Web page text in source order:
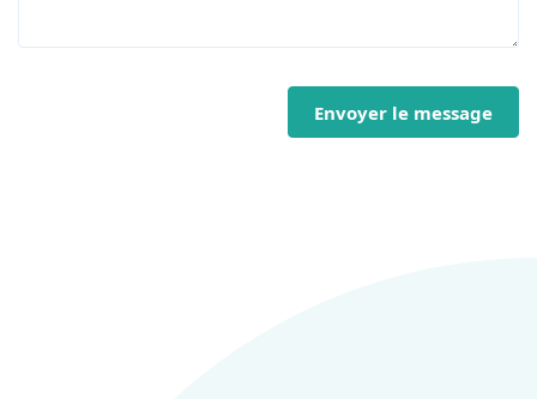
Envoyer le message